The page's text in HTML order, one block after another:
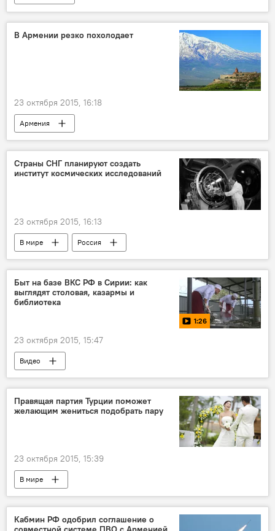
В Армении резко похолодает
23 октября 2015, 16:18
Армения
Страны СНГ планируют создать
институт космических исследований
23 октября 2015, 16:13
В мире Россия
Быт на базе ВКС РФ в Сирии: как
выглядят столовая, казармы и
библиотека
1:26
23 октября 2015, 15:47
Видео
Правящая партия Турции поможет
желающим жениться подобрать пару
23 октября 2015, 15:39
В мире
Кабмин РФ одобрил соглашение о